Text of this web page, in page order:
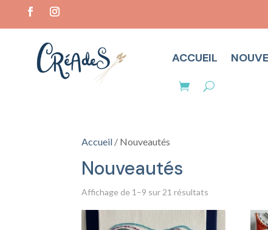
ACCUEIL
Accueil / Nouveautés
Nouveautés
Affichage de 1–9 sur 21 résultats
du
plus